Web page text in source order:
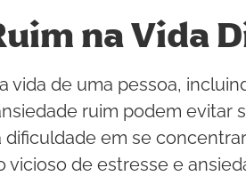
na Vida
vida de uma pessoa,
ruim podem evitar
em se
de estresse e